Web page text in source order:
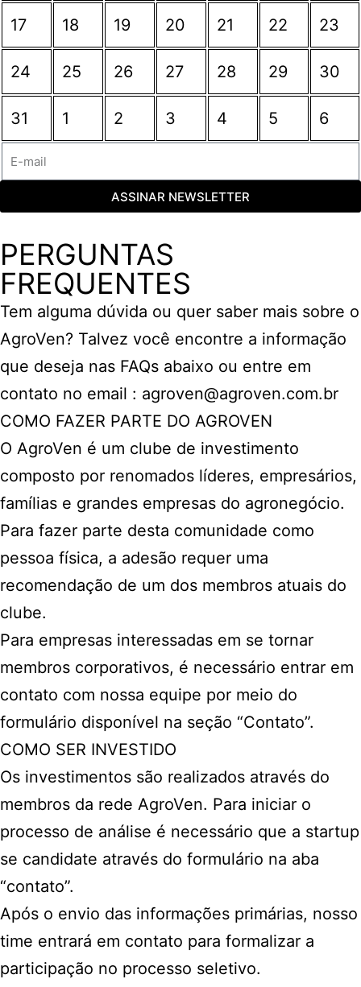
17 18 19 20 21 22 23
24 25 26 27 28 29 30
31 1 2 3 4 5 6
ASSINAR NEWSLETTER
PERGUNTAS
FREQUENTES
Tem alguma dúvida ou quer saber mais sobre o
AgroVen? Talvez você encontre a informação
que deseja nas FAQs abaixo ou entre em
contato no email : agroven@agroven.com.br
COMO FAZER PARTE DO AGROVEN
O AgroVen é um clube de investimento
composto por renomados líderes, empresários,
famílias e grandes empresas do agronegócio.
Para fazer parte desta comunidade como
pessoa física, a adesão requer uma
recomendação de um dos membros atuais do
clube.
Para empresas interessadas em se tornar
membros corporativos, é necessário entrar em
contato com nossa equipe por meio do
formulário disponível na seção “Contato”.
COMO SER INVESTIDO
Os investimentos são realizados através do
membros da rede AgroVen. Para iniciar o
processo de análise é necessário que a startup
se candidate através do formulário na aba
“contato”.
Após o envio das informações primárias, nosso
time entrará em contato para formalizar a
participação no processo seletivo.